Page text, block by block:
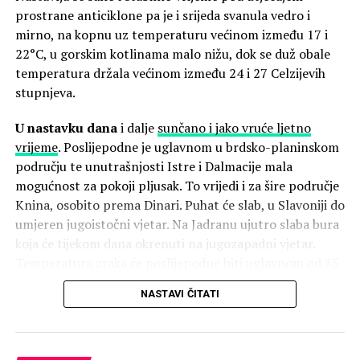
sjeverozapadnim krajevima unutrašnjosti i na sjevernom
Jadranu bit će promjenljivo oblačno, osobito u drugoj
polovini dana, kada očekujemo jak razvoj kumulusne
naoblake uz grmljavinske pljuskove i mahovite udare
vjetra. Na sjevernom Jadranu zapuhat će jaka, a u
podvelebitskom primorju na mahove i olujna bura, stoga
je potreban oprez pri aktivnostima na moru. Jutarnje
temperature u unutrašnjosti bit će od 19 do 23 °C, a na
sjevernom Jadranu oko 24 °C. Najviše dnevne
temperature bit će u manjem padu te će iznositi od 29
do 33 °C.
Temperatura mora je između 25 i 27 °C, a UV indeks je
prostrane anticiklone pa je i srijeda svanula vedro i
mirno, na kopnu uz temperaturu većinom između 17 i
22°C, u gorskim kotlinama malo nižu, dok se duž obale
temperatura držala većinom između 24 i 27 Celzijevih
stupnjeva.
U nastavku danai dalje sunčano i jako vruće ljetno
vrijeme. Poslijepodne je uglavnom u brdsko-planinskom
području te unutrašnjosti Istre i Dalmacije mala
mogućnost za pokoji pljusak. To vrijedi i za šire područje
Knina, osobito prema Dinari. Puhat će slab, u Slavoniji do
umjeren jugoistočni vjetar. Na Jadranu ujutro slaba bura
koja će tijekom dana okrenuti na jugozapadni vjetar.
do 40 Celzijevih stupnjeva. Temperatura mora je između
27 i 29°C, a slično se drži i temperatura naših nizinskih
NASTAVI ČITATI